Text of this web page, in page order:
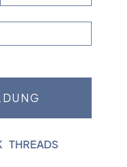
THREADS